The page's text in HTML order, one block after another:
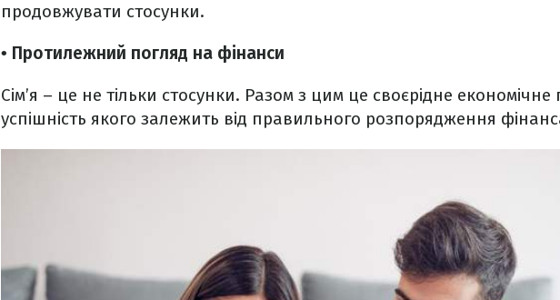
продовжувати стосунки.
• Протилежний погляд на фінанси
Сім’я – це не тільки стосунки. Разом з цим це своєрідне економічне
успішність якого залежить від правильного розпорядження